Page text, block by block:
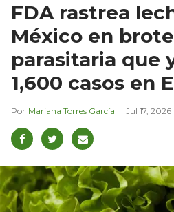
FDA rastrea
México en
parasitaria que
1,600 casos en
Mariana Torres García Jul 17, 2026